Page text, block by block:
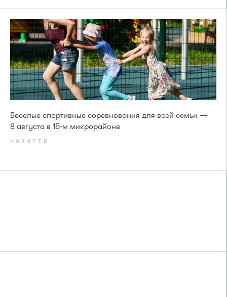
Веселые спортивные соревнования для всей семьи —
8 августа в 15-м микрорайоне
НОВОСТИ